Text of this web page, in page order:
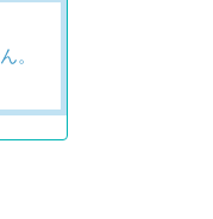
。